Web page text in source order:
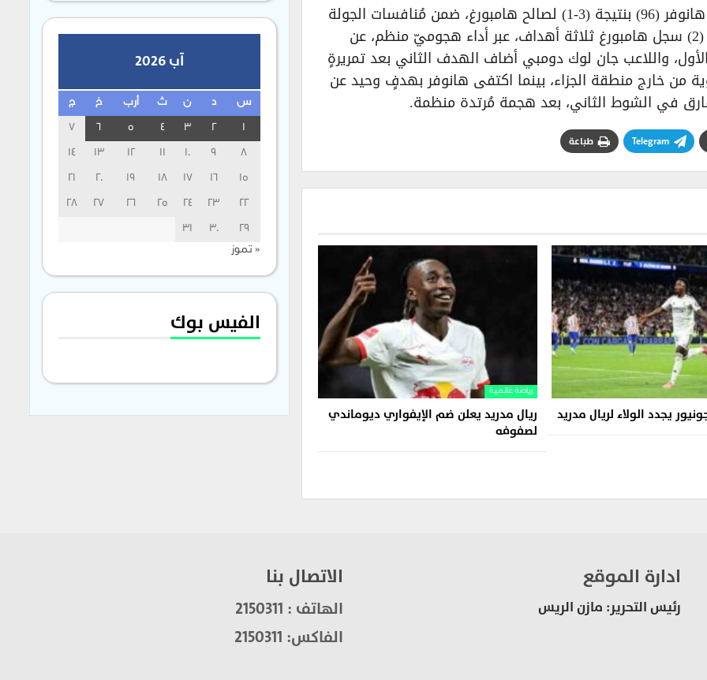
أما بالدوري الألماني، فانتهت مُباراة هامبورغ ضد هانوفر (96) بنتيجة (3-1) لصالح هامبورغ، ضمن مُنافسات الجولة
(21) من الدوري الألماني الدرجة الثانية بوندسليغا (2) سجل هامبورغ ثلاثة أهداف، عبر أداء هجوميّ منظم، عن
واللاعب جان لوك دومبي أضاف الهدف الثاني بعد تمريرةٍ
من خارج منطقة الجزاء، بينما اكتفى هانوفر بهدفٍ وحيد عن
في الشوط الثاني، بعد هجمة مُرتدة منظمة.
Telegram طباعة
يجدد الولاء لريال مدريد
رياضة عالمية
ريال مدريد يعلن ضم الإيفواري ديوماندي
لصفوفه
آب 2026
س د ن ث أرب خ ج
1
2
3
4
5
6
7
8
9
10
11
12
13
14
15
16
17
18
19
20
21
22
23
24
25
26
27
28
29
30
31
« تموز
الفيس بوك
ادارة الموقع
رئيس التحرير: مازن الريس
الاتصال بنا
الهاتف : 2150311
الفاكس: 2150311